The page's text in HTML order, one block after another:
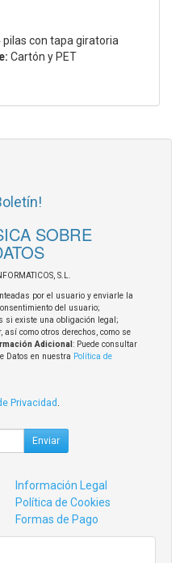
pilas con tapa giratoria
Cartón y PET
SOBRE
S.L.
por el usuario y enviarle la
del usuario;
si existe una obligación legal;
como otros derechos, como se
Adicional : Puede consultar
Datos en nuestra Política de
Privacidad
Enviar
Información Legal
Política de Cookies
Formas de Pago